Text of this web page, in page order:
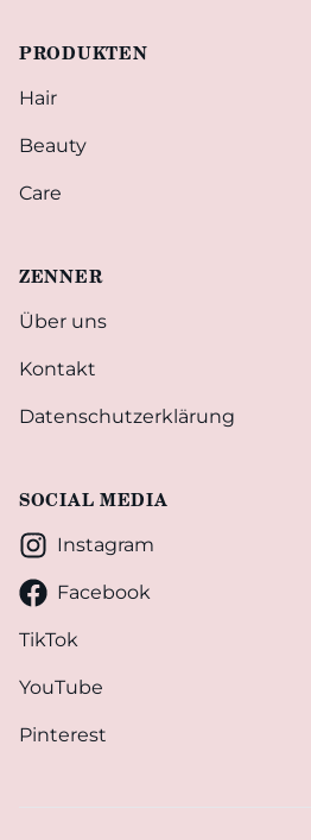
PRODUKTEN
Hair
Beauty
Care
ZENNER
Über uns
Kontakt
Datenschutzerklärung
SOCIAL MEDIA
Instagram
Facebook
TikTok
YouTube
Pinterest